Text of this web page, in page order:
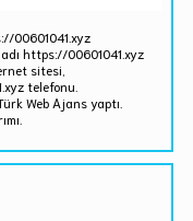
00601041.xyz
https://00601041.xyz
sitesi,
telefonu.
Web Ajans yaptı.